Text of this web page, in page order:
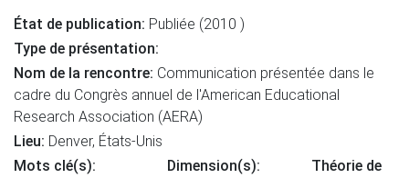
État de publication: Publiée (2010 )
Type de présentation:
Nom de la rencontre: Communication présentée dans le
cadre du Congrès annuel de l'American Educational
Research Association (AERA)
Lieu: Denver, États-Unis
Mots clé(s):
Dimension(s):
Théorie de